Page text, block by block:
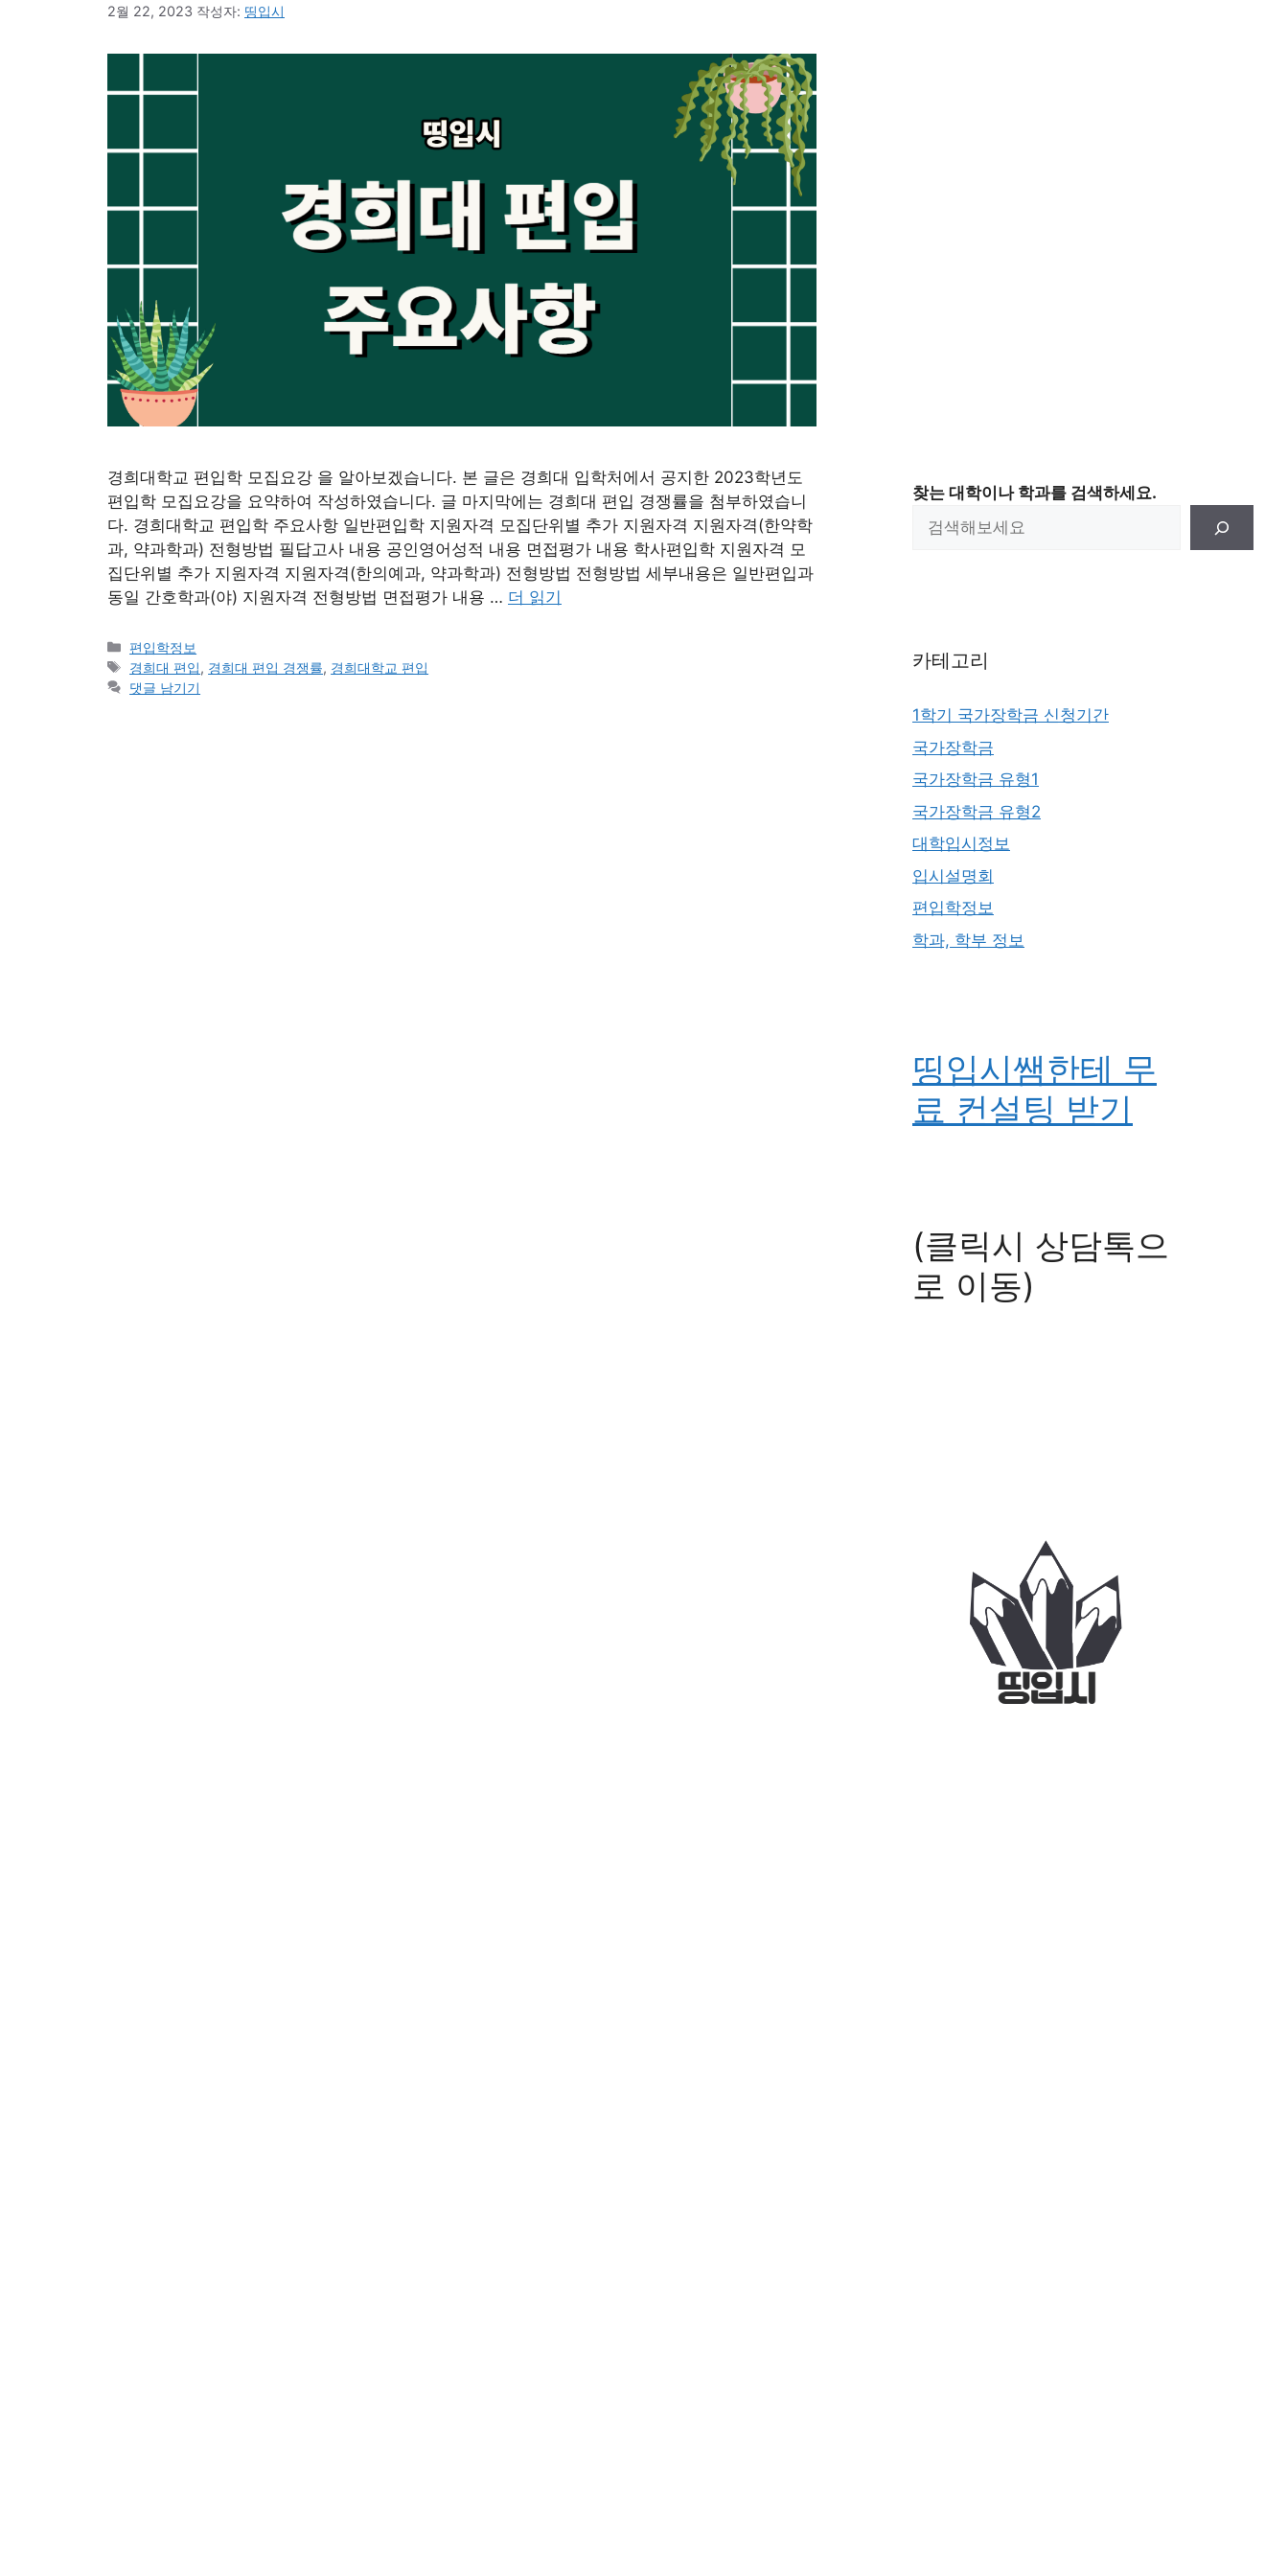
2월 22, 2023 작성자: 띵입시
경희대학교 편입학 모집요강 을 알아보겠습니다. 본 글은 경희대 입학처에서 공지한 2023학년도
편입학 모집요강을 요약하여 작성하였습니다. 글 마지막에는 경희대 편입 경쟁률을 첨부하였습니
다. 경희대학교 편입학 주요사항 일반편입학 지원자격 모집단위별 추가 지원자격 지원자격(한약학
과, 약과학과) 전형방법 필답고사 내용 공인영어성적 내용 면접평가 내용 학사편입학 지원자격 모
집단위별 추가 지원자격 지원자격(한의예과, 약과학과) 전형방법 전형방법 세부내용은 일반편입과
동일 간호학과(야) 지원자격 전형방법 면접평가 내용 … 더 읽기
카
테
고
편입학정보
태
그
경희대 편입, 경희대 편입 경쟁률, 경희대학교 편입
댓글 남기기
찾는 대학이나 학과를 검색하세요.
카테고리
1학기 국가장학금 신청기간
국가장학금
국가장학금 유형1
국가장학금 유형2
대학입시정보
입시설명회
편입학정보
학과, 학부 정보
띵입시쌤한테 무
료 컨설팅 받기
(클릭시 상담톡으
로 이동)